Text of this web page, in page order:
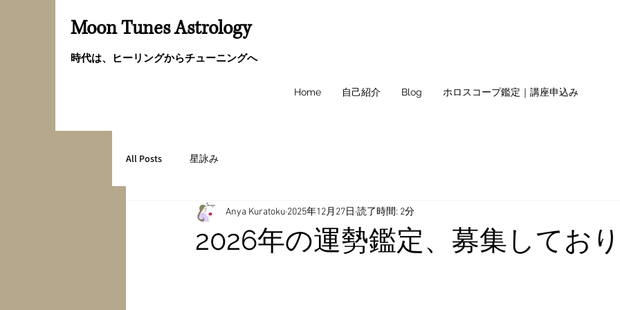
Moon Tunes Astrology
時代は、ヒーリングからチューニングへ
Home 自己紹介 Blog ホロスコープ鑑定｜講座申込み
All Posts 星詠み
2026年の運勢鑑定、募集してお
Anya Kuratoku 2025年12月27日 読了時間: 2分